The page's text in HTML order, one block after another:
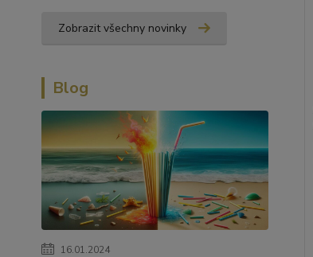
Zobrazit všechny novinky
Blog
16.01.2024